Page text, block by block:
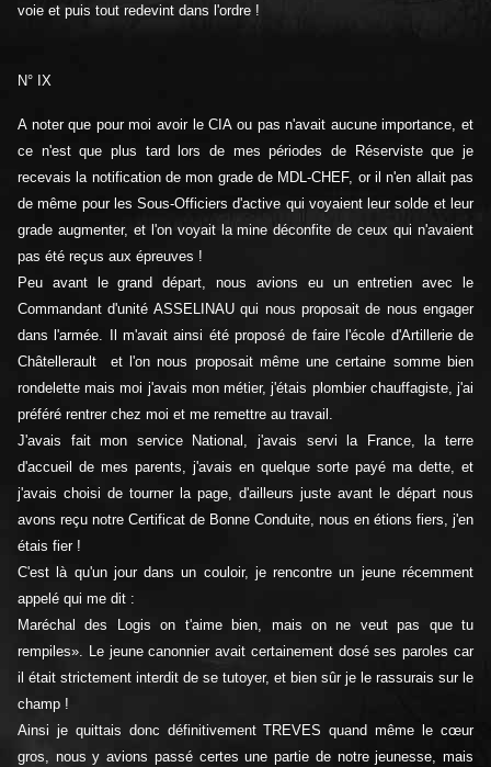
voie et puis tout redevint dans l'ordre !
N° IX
A noter que pour moi avoir le CIA ou pas n'avait aucune importance, et
ce n'est que plus tard lors de mes périodes de Réserviste que je
recevais la notification de mon grade de MDL-CHEF, or il n'en allait pas
de même pour les Sous-Officiers d'active qui voyaient leur solde et leur
grade augmenter, et l'on voyait la mine déconfite de ceux qui n'avaient
pas été reçus aux épreuves !
Peu avant le grand départ, nous avions eu un entretien avec le
Commandant d'unité ASSELINAU qui nous proposait de nous engager
dans l'armée. Il m'avait ainsi été proposé de faire l'école d'Artillerie de
Châtellerault et l'on nous proposait même une certaine somme bien
rondelette mais moi j'avais mon métier, j'étais plombier chauffagiste, j'ai
préféré rentrer chez moi et me remettre au travail.
J'avais fait mon service National, j'avais servi la France, la terre
d'accueil de mes parents, j'avais en quelque sorte payé ma dette, et
j'avais choisi de tourner la page, d'ailleurs juste avant le départ nous
avons reçu notre Certificat de Bonne Conduite, nous en étions fiers, j'en
étais fier !
C'est là qu'un jour dans un couloir, je rencontre un jeune récemment
appelé qui me dit :
Maréchal des Logis on t'aime bien, mais on ne veut pas que tu
rempiles». Le jeune canonnier avait certainement dosé ses paroles car
il était strictement interdit de se tutoyer, et bien sûr je le rassurais sur le
champ !
Ainsi je quittais donc définitivement TREVES quand même le cœur
gros, nous y avions passé certes une partie de notre jeunesse, mais